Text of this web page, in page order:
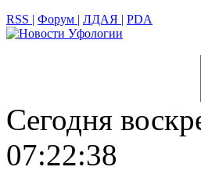
RSS | Форум | ЛДАЯ | PDA
Сегодня
07:22:38